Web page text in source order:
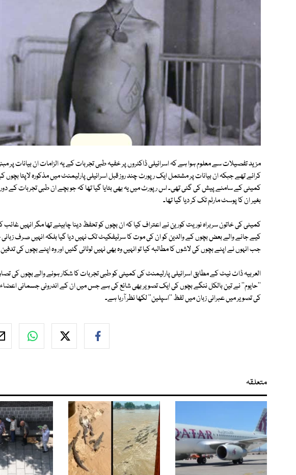
کرائے تھے جبکہ ان بیانات پر مشتمل ایک رپورٹ چند روز قبل اسرائیلی پارلیمنٹ میں مذکورہ لاپتا
کمیٹی کے سامنے پیش کی گئی تھی۔ اس رپورٹ میں یہ بھی بتایا گیا تھا کہ جو بچے ان طبی تجربات کے
بغیر ان کا پوسٹ مارٹم تک کر دیا گیا تھا۔
کمیٹی کی خاتون سربراہ نوریت کورین نے اعتراف کیا کہ ان بچوں کو تحفظ دینا چاہیئے تھا مگر انہیں غائب
کیے جانے والے بعض بچوں کے والدین کو ان کی موت کا سرٹیفکیٹ تک نہیں دیا گیا بلکہ انہیں صرف زبانی
جب انہوں نے اپنے بچوں کی لاشوں کا مطالبہ کیا تو انہیں وہ بھی نہیں لوٹائی گئیں اور وہ اپنے بچوں کی
العربیہ ڈاٹ نیٹ کے مطابق اسرائیلی پارلیمنٹ کی کمیٹی کو طبی تجربات کا شکار ہونے والے بچوں کی
''حایوم'' نے تین بالکل ننگے بچوں کی ایک تصویر بھی شائع کی ہے جس میں ان کے اندرونی جسمانی اعضاء
کی تصویر میں عبرانی زبان میں لفظ ''اسپلین'' لکھا نظر آرہا ہے۔
متعلقہ